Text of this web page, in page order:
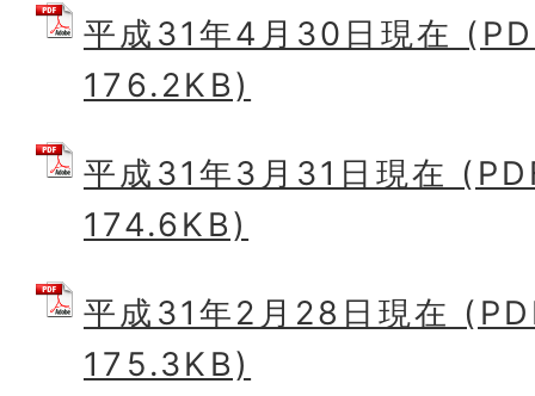
平成31年4月30日現在
176.2KB)
平成31年3月31日現在
174.6KB)
平成31年2月28日現在
175.3KB)